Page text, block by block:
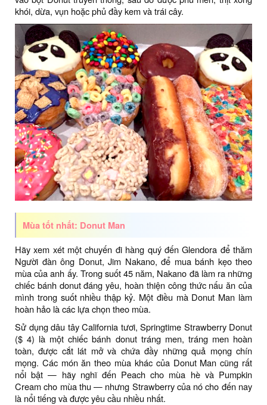
khói, dừa, vụn hoặc phủ đầy kem và trái cây.
Mùa tốt nhất: Donut Man
Hãy xem xét một chuyến đi hàng quý đến Glendora để thăm
Người đàn ông Donut, Jim Nakano, để mua bánh kẹo theo
mùa của anh ấy. Trong suốt 45 năm, Nakano đã làm ra những
chiếc bánh donut đáng yêu, hoàn thiện công thức nấu ăn của
mình trong suốt nhiều thập kỷ. Một điều mà Donut Man làm
hoàn hảo là các lựa chọn theo mùa.
Sử dụng dâu tây California tươi, Springtime Strawberry Donut
($ 4) là một chiếc bánh donut tráng men, tráng men hoàn
toàn, được cắt lát mở và chứa đầy những quả mọng chín
mọng. Các món ăn theo mùa khác của Donut Man cũng rất
nổi bật — hãy nghĩ đến Peach cho mùa hè và Pumpkin
Cream cho mùa thu — nhưng Strawberry của nó cho đến nay
là nổi tiếng và được yêu cầu nhiều nhất.